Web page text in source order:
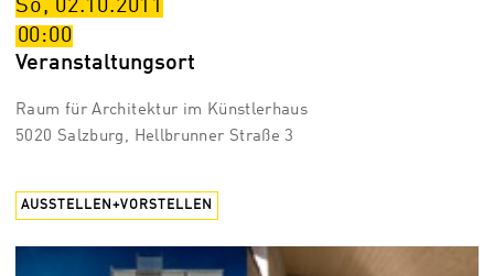
So, 02.10.2011
00:00
Veranstaltungsort
Raum für Architektur im Künstlerhaus
5020 Salzburg, Hellbrunner Straße 3
AUSSTELLEN+VORSTELLEN